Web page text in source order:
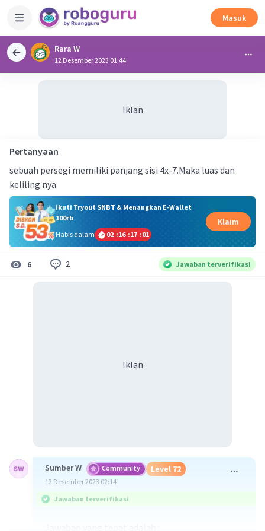
Masuk
Rara W
12 Desember 2023 01:44
Iklan
Pertanyaan
sebuah persegi memiliki panjang sisi 4x-7.Maka luas dan
keliling nya
Ikuti Tryout SNBT & Menangkan E-Wallet
100rb
Habis dalam
02 :16 :17 :01
Klaim
6 2 Jawaban terverifikasi
Iklan
Sumber W Community Level 72
12 Desember 2023 02:14
Jawaban terverifikasi